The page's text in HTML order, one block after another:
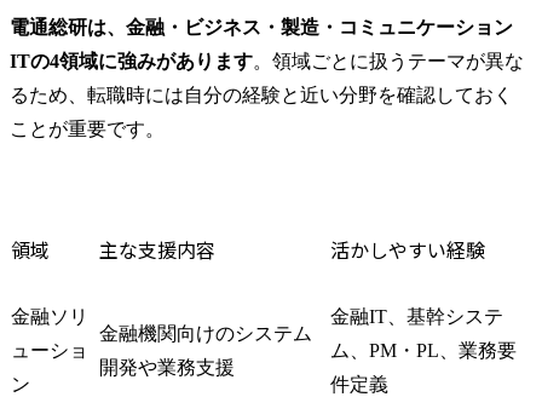
電通総研は、金融・ビジネス・製造・コミュニケーション
ITの4領域に強みがあります。領域ごとに扱うテーマが異な
るため、転職時には自分の経験と近い分野を確認しておく
ことが重要です。
領域 主な支援内容 活かしやすい経験
金融ソリ
ューショ
ン
金融機関向けのシステム
開発や業務支援
金融IT、基幹システ
ム、PM・PL、業務要
件定義